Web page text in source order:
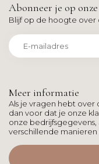
Meer informatie
Als je vragen hebt
dan voor dat je onze
onze
verschillende
Abonneer je op
Blijf op de hoogte over